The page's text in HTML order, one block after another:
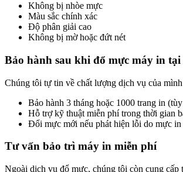
Không bị nhòe mực
Màu sắc chính xác
Độ phân giải cao
Không bị mờ hoặc đứt nét
Bảo hành sau khi đổ mực máy in
Chúng tôi tự tin về chất lượng dịch vụ của
Bảo hành 3 tháng hoặc 1000 trang in
Hỗ trợ kỹ thuật miễn phí trong thời gian
Đổi mực mới nếu phát hiện lỗi do mực in
Tư vấn bảo trì máy in miễn phí
Ngoài dịch vụ đổ mực, chúng tôi còn cung